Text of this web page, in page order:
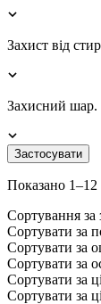
Захист від
Захисний
Застосувати
Показано 1–12
Сортування за
Сортувати за
Сортувати за
Сортувати за
Сортувати за
Сортувати за